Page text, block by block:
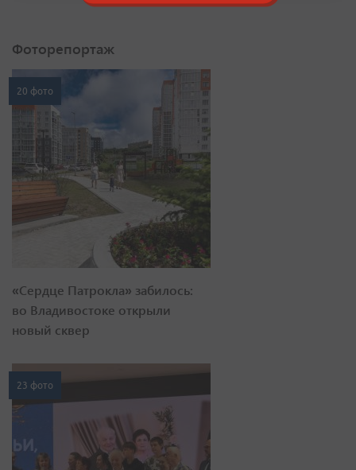
Фоторепортаж
20 фото
«Сердце Патрокла» забилось:
во Владивостоке открыли
новый сквер
23 фото